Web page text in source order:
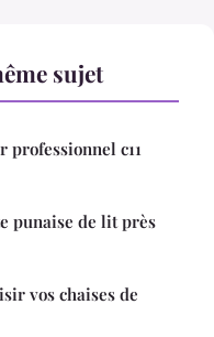
sujet
professionnel c11
punaise de lit près
vos chaises de